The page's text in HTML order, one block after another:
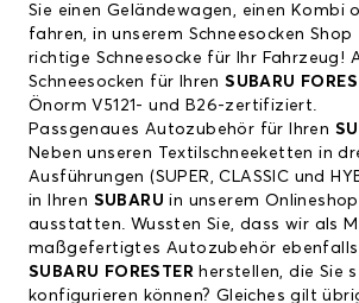
Sie einen Geländewagen, einen Kombi
fahren, in unserem Schneesocken Shop
richtige Schneesocke für Ihr Fahrzeug!
Schneesocken für IhrenSUBARU
Önorm V5121- und B26-zertifiziert.
Passgenaues Autozubehör für Ihren
Neben unseren Textilschneeketten in
Ausführungen (SUPER, CLASSIC und
in Ihren SUBARUin unserem
ausstatten. Wussten Sie, dass wir als
maßgefertigtes Autozubehör
SUBARU FORESTER herstellen, die Sie
konfigurieren können? Gleiches gilt